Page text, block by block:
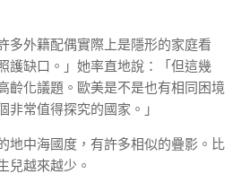
多外籍配偶實際上是隱形的家庭看
護缺口。」她率直地說：「但這幾
齡化議題。歐美是不是也有相同困境
非常值得探究的國家。」
地中海國度，有許多相似的疊影。比
兒越來越少。